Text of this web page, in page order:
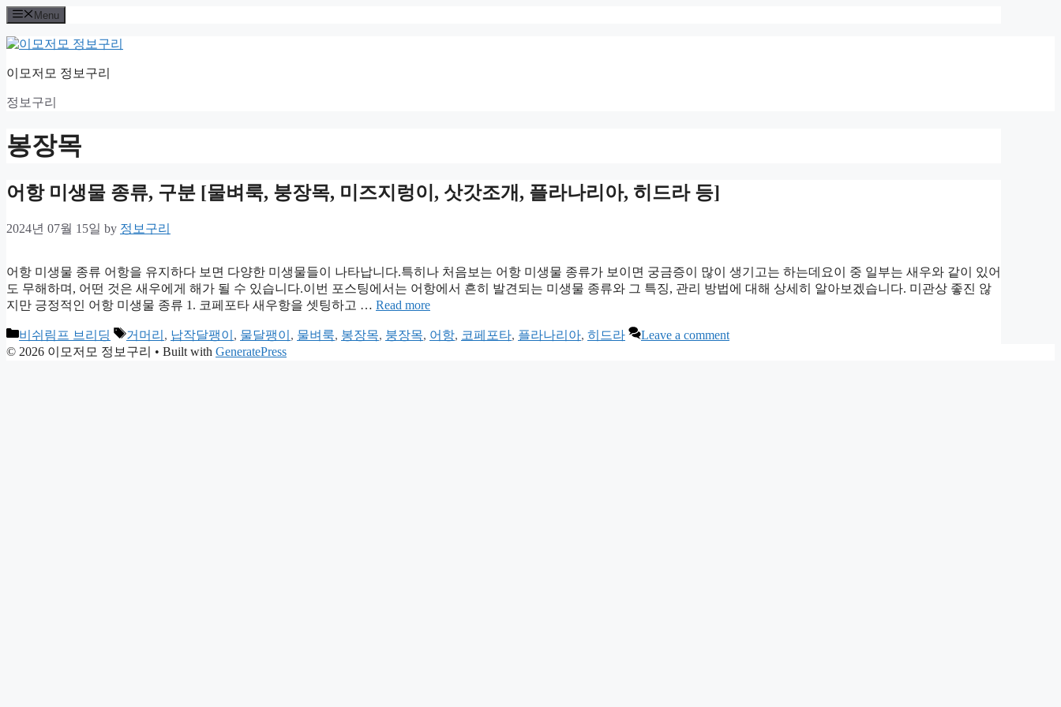
Skip
to
content
Menu
이모저모 정보구리
정보구리
봉장목
어항 미생물 종류, 구분 [물벼룩, 붕장목, 미즈지렁이, 삿갓조개, 플라나리아, 히드라 등]
2024년 07월 15일 by 정보구리
어항 미생물 종류 어항을 유지하다 보면 다양한 미생물들이 나타납니다.특히나 처음보는 어항 미생물 종류가 보이면 궁금증이 많이 생기고는 하는데요이 중 일부는 새우와 같이 있어
도 무해하며, 어떤 것은 새우에게 해가 될 수 있습니다.이번 포스팅에서는 어항에서 흔히 발견되는 미생물 종류와 그 특징, 관리 방법에 대해 상세히 알아보겠습니다. 미관상 좋진 않
지만 긍정적인 어항 미생물 종류 1. 코페포타 새우항을 셋팅하고 … Read more
Categories
비쉬림프 브리딩 Tags
거머리 , 납작달팽이 , 물달팽이 , 물벼룩, 봉장목, 붕장목, 어항, 코페포타, 플라나리아, 히드라
Leave a comment
© 2026 이모저모 정보구리 • Built with GeneratePress